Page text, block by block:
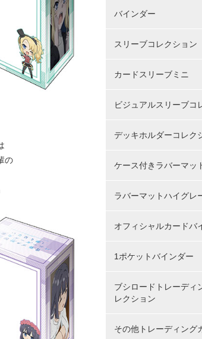
の
バインダー
スリーブコレクション
カードスリーブミニ
ビジュアルスリーブコ
デッキホルダーコレク
ケース付きラバーマッ
ラバーマットハイグレ
オフィシャルカードバ
1ポケットバインダー
ブシロードトレーディ
レクション
その他トレーディング